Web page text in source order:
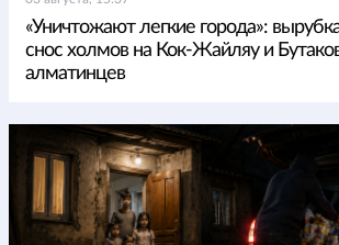
«Уничтожают легкие города»:
снос холмов на Кок-Жайляу и
алматинцев